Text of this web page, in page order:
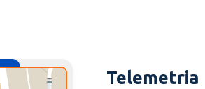
Telemetria